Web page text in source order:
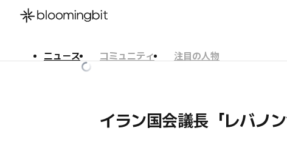
ニュース コミュニティ
注目の人物
イラン国会議長「レバノ